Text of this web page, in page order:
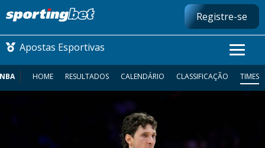
Registre-se
Apostas Esportivas
CONMEBOL LIBERTADORES
FUTEBOL NACIONAL
NBA HOME RESULTADOS CALENDÁRIO CLASSIFICAÇÃO TIMES